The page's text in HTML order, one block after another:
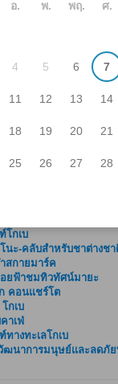
อ. พ. พฤ. ศ.
4 5 6 7
11 12 13 14
18 19 20 21
25 26 27 28
รงแรมและเรียวกัง โรง
ลเพีย โกเ
กเบ
นะ-คลับสำหรับชาต่างชา
สกายมาร์ค
อยฟ้าชมทิวทัศน์มายะ
คอนแชร์โต
กเบ
าเฟ่
างทะเลโกเบ
ฒนาการมนุษย์และลดภั